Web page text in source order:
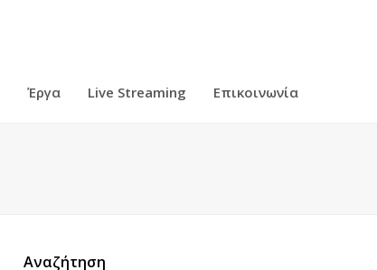
Έργα Live Streaming Επικοινωνία
Αναζήτηση